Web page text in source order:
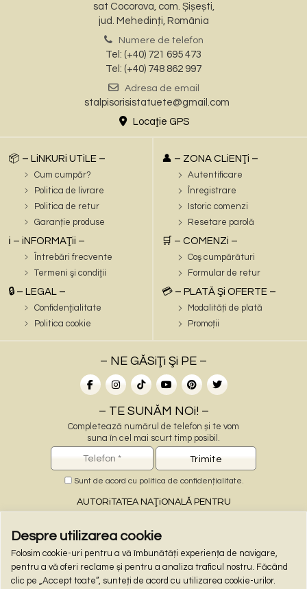
Despre utilizarea cookie
Folosim cookie-uri pentru a vă îmbunătăți experiența de navigare,
pentru a vă oferi reclame și pentru a analiza traficul nostru. Făcând
clic pe „Accept toate”, sunteți de acord cu utilizarea cookie-urilor.
sat Cocorova, com. Șișești,
jud. Mehedinți, România
Numere de telefon
Tel: (+40) 721 695 473
Tel: (+40) 748 862 997
Adresa de email
stalpisorisistatuete@gmail.com
Locaţie GPS
📦 – LiNKURi UTiLE –
Cum cumpăr?
Politica de livrare
Politica de retur
Garanție produse
ℹ️ – iNFORMAŢii –
Întrebări frecvente
Termeni şi condiţii
🔒 – LEGAL –
Confidenţialitate
Politica cookie
👤 – ZONA CLiENŢi –
Autentificare
Înregistrare
Istoric comenzi
Resetare parolă
🛒 – COMENZi –
Coş cumpărături
Formular de retur
💳 – PLATĂ Şi OFERTE –
Modalități de plată
Promoții
– NE GĂSiŢi Şi PE –
– TE SUNĂM NOi! –
Completează numărul de telefon și te vom
suna în cel mai scurt timp posibil.
Sunt de acord cu politica de confidențialitate
AUTORiTATEA NAŢiONALĂ PENTRU
PROTECŢiA CONSUMATORiLOR
– PLĂŢi ONLiNE –